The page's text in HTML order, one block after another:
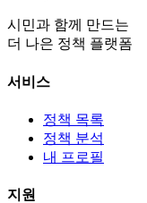
시민과 함께 만드는
더 나은 정책 플랫폼
서비스
정책 목록
정책 분석
내 프로필
지원